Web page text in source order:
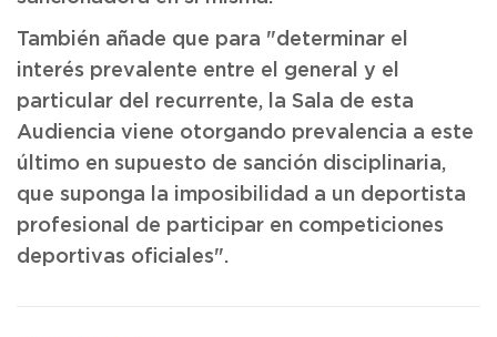
También añade que para "determinar el
interés prevalente entre el general y el
particular del recurrente, la Sala de esta
Audiencia viene otorgando prevalencia a este
último en supuesto de sanción disciplinaria,
que suponga la imposibilidad a un deportista
profesional de participar en competiciones
deportivas oficiales".